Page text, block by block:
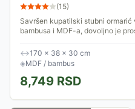
(15)
Savršen kupatilski stubni
bambusa i MDF-a, dovoljno je
↔170 × 38 × 30 cm
◈MDF / bambus
8,749 RSD